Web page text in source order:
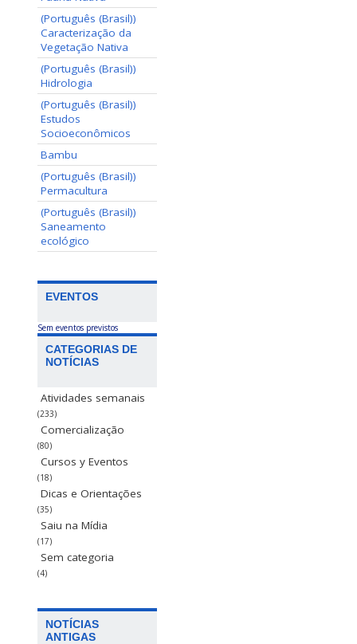
(Português (Brasil))
Caracterização da
Vegetação Nativa
(Português (Brasil))
Hidrologia
(Português (Brasil))
Estudos
Socioeconômicos
Bambu
(Português (Brasil))
Permacultura
(Português (Brasil))
Saneamento
ecológico
EVENTOS
Sem eventos previstos
CATEGORIAS DE
NOTÍCIAS
Atividades semanais
(233)
Comercialização
(80)
Cursos y Eventos
(18)
Dicas e Orientações
(35)
Saiu na Mídia
(17)
Sem categoria
(4)
NOTÍCIAS
ANTIGAS